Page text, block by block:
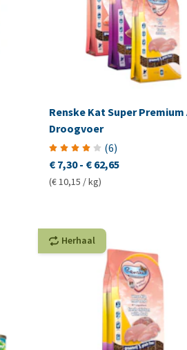
Renske Kat Super
Droogvoer
(6)
€ 7,30 - € 62,65
(€ 10,15 / kg)
Herhaal